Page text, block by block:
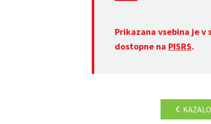
Prikazana vsebina je v
dostopne na PISRS.
KAZALO